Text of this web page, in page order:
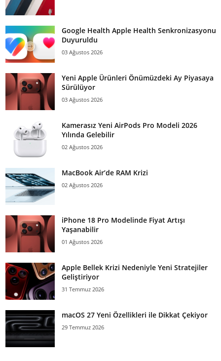
Google Health Apple Health Senkronizasyonu
Duyuruldu
03 Ağustos 2026
Yeni Apple Ürünleri Önümüzdeki Ay Piyasaya
Sürülüyor
03 Ağustos 2026
Kamerasız Yeni AirPods Pro Modeli 2026
Yılında Gelebilir
02 Ağustos 2026
MacBook Air’de RAM Krizi
02 Ağustos 2026
iPhone 18 Pro Modelinde Fiyat Artışı
Yaşanabilir
01 Ağustos 2026
Apple Bellek Krizi Nedeniyle Yeni Stratejiler
Geliştiriyor
31 Temmuz 2026
macOS 27 Yeni Özellikleri ile Dikkat Çekiyor
29 Temmuz 2026